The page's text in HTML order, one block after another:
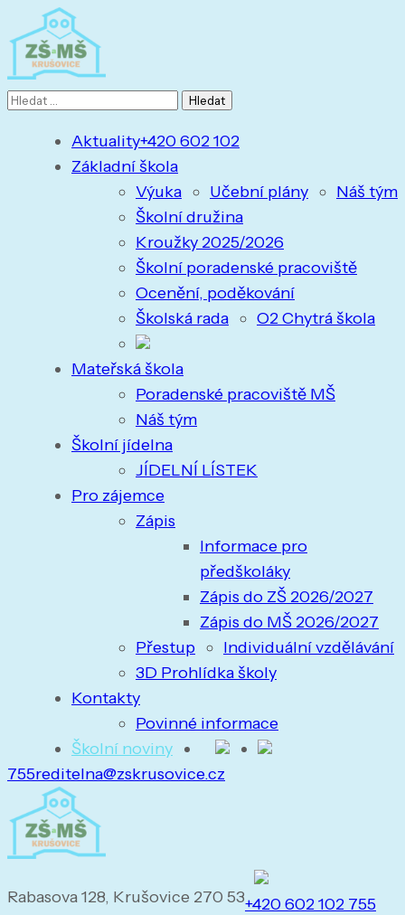
Vyhledávání
Aktuality
Základní škola
Výuka
Učební plány
Náš tým
Školní družina
Kroužky 2025/2026
Školní poradenské pracoviště
Ocenění, poděkování
Školská rada
O2 Chytrá škola
Mateřská škola
Poradenské pracoviště MŠ
Náš tým
Školní jídelna
JÍDELNÍ LÍSTEK
Pro zájemce
Zápis
Informace pro
předškoláky
Zápis do ZŠ 2026/2027
Zápis do MŠ 2026/2027
Přestup
Individuální vzdělávání
3D Prohlídka školy
Kontakty
Povinné informace
Školní noviny
+420 602 102
755reditelna@zskrusovice.cz
Rabasova 128, Krušovice 270 53+420 602 102 755